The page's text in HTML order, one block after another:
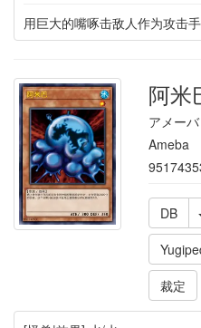
用巨大的嘴啄击敌人作为攻击
阿米
アメーバ
Ameba
DB
裁定